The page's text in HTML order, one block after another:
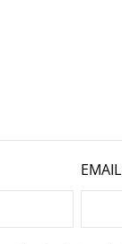
EMAIL